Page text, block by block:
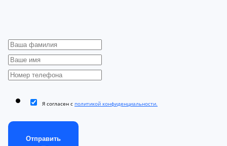
Я согласен с политикой конфиденциальности.
Отправить